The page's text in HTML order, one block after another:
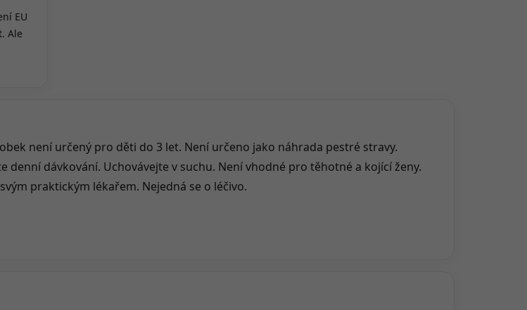
EU
Ale
není určený pro děti do 3 let. Není určeno jako náhrada pestré stravy.
dávkování. Uchovávejte v suchu. Není vhodné pro těhotné a kojící ženy.
praktickým lékařem. Nejedná se o léčivo.